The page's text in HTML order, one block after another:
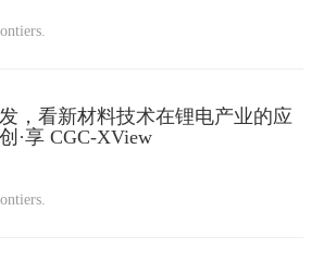
，看新材料技术在锂电产业的应
·享 CGC-XView